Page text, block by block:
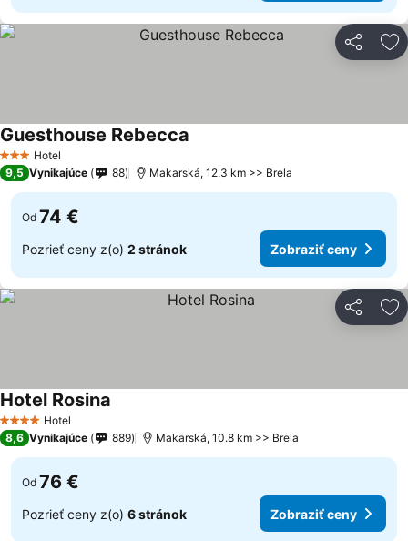
Zdieľať
3 Počet hviezdičiek
Hotel
Guesthouse Rebecca
9,5 Vynikajúce 88 Makarská, 12.3 km >> Brela
Od 74 €
Pozrieť ceny z(o) 2 stránok Zobraziť ceny
Zdieľať
4 Počet hviezdičiek
Hotel
Hotel Rosina
8,6 Vynikajúce 889 Makarská, 10.8 km >> Brela
Od 76 €
Pozrieť ceny z(o) 6 stránok Zobraziť ceny